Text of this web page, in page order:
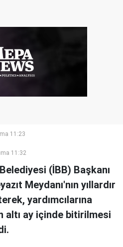
11:23
11:32
(İBB) Başkanı
Meydanı'nın yıllardır
yardımcılarına
altı ay içinde bitirilmesi